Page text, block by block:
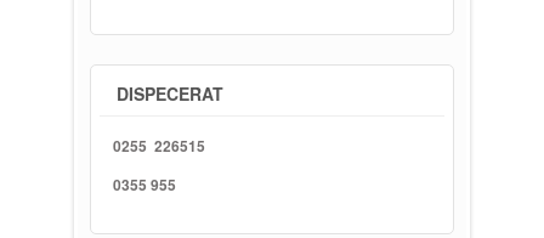
DISPECERAT
0255 226515
0355 955